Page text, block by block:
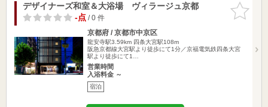
お気に入
りに追加
デザイナーズ和室＆大浴場 ヴィラージュ京都
-点/ 0 件
京都府 / 京都市中京区
龍安寺駅3.59km 四条大宮駅108m
阪急京都線大宮駅より徒歩にて1分／京福電気鉄四条大宮
駅より徒歩にて1…
営業時間
入浴料金 ～
宿泊